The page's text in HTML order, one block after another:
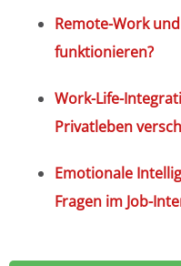
Remote-Work
funktionieren?
Work-Life-
Privatleben
Emotionale
Fragen im Job-